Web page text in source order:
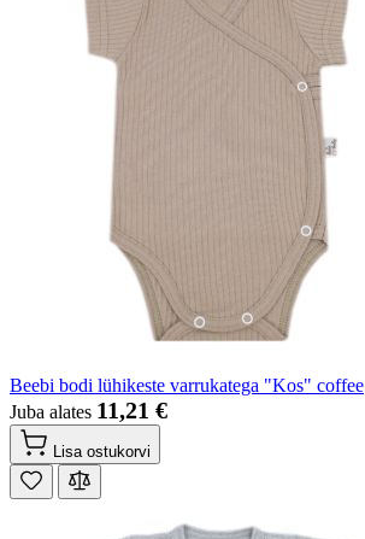
Beebi bodi lühikeste varrukatega "Kos" coffee
Juba alates 11,21 €
Lisa ostukorvi